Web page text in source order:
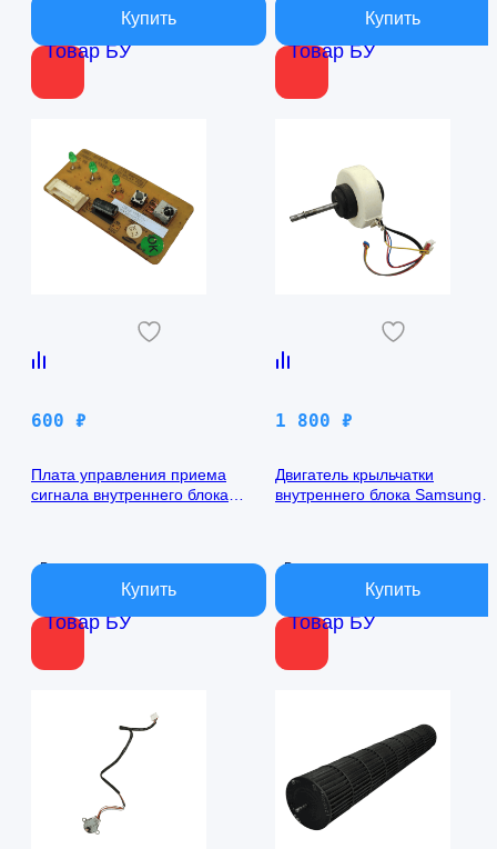
Товар БУ Товар БУ
Товар БУ
600 ₽
Плата управления приема
сигнала внутреннего блока
В наличии
Товар БУ
1 800 ₽
Двигатель крыльчатки
внутреннего блока Samsung
В наличии